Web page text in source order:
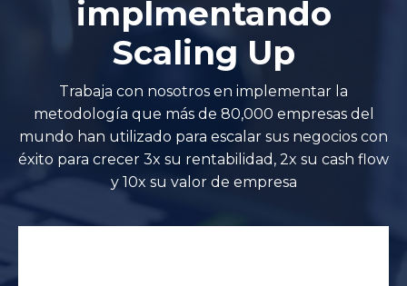
implmentando
Scaling Up
Trabaja con nosotros en implementar la
metodología que más de 80,000 empresas del
mundo han utilizado para escalar sus negocios con
éxito para crecer 3x su rentabilidad, 2x su cash flow
y 10x su valor de empresa